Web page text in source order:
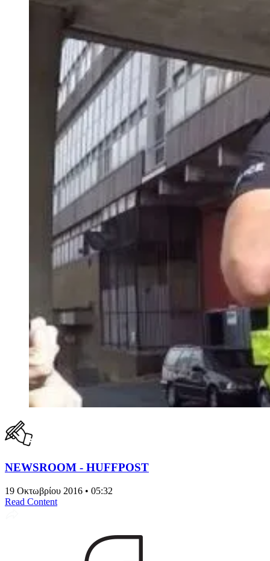
NEWSROOM - HUFFPOST
19 Οκτωβρίου 2016 • 05:32
Read Content